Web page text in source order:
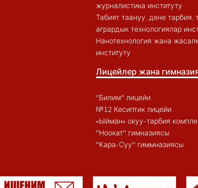
журналистика институту
Табият таануу, дене тарбия,
агрардык технологиялар
Нанотехнология жана
институту
Лицейлер жана
"Билим" лицейи
№12 Кесиптик лицейи
«Ыйман» окуу-тарбия
"Ноокат" гимназиясы
"Кара-Суу" гиммназиясы